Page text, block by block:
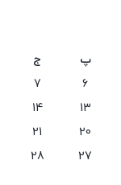
پ
ج
6
7
13
14
20
21
27
28